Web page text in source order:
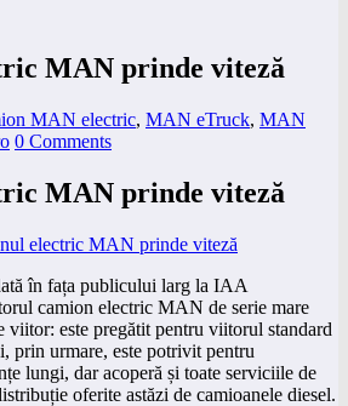
MAN prinde viteză
MAN electric, MAN eTruck, MAN
0 Comments
MAN prinde viteză
în fața publicului larg la IAA
camion electric MAN de serie mare
viitor: este pregătit pentru viitorul standard
prin urmare, este potrivit pentru
lungi, dar acoperă și toate serviciile de
oferite astăzi de camioanele diesel.